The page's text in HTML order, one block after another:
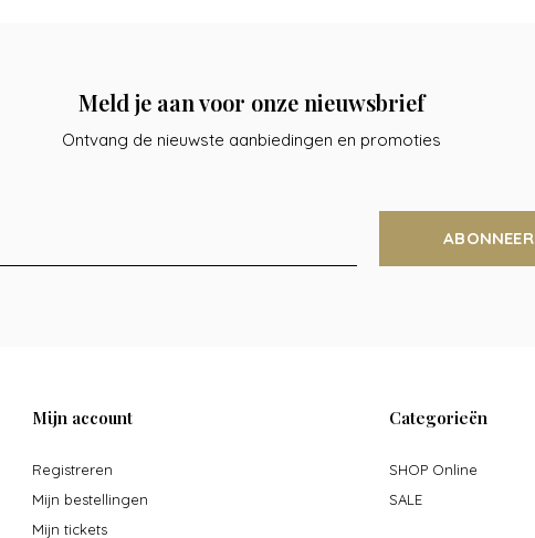
Meld je aan voor onze nieuwsbrief
Ontvang de nieuwste aanbiedingen en promoties
ABONNEER
Mijn account
Registreren
Mijn bestellingen
Mijn tickets
Categorieën
SHOP Online
SALE